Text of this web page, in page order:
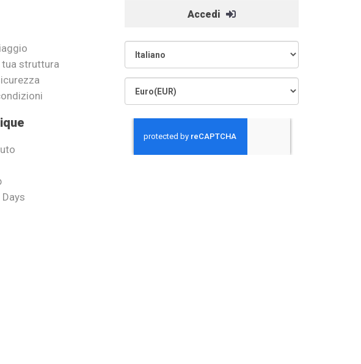
tua struttura
Accedi